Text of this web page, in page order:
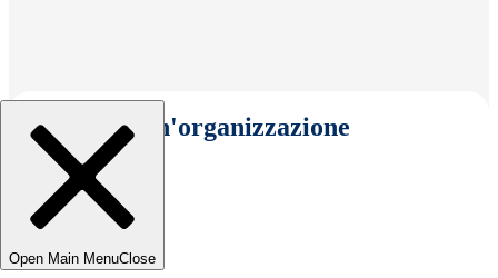
Seleziona un'organizzazione
Open Main MenuClose